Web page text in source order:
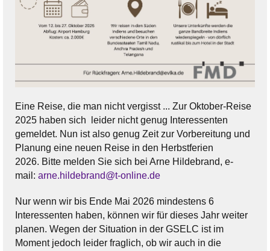
Eine Reise, die man nicht vergisst ... Zur Oktober-Reise
2025 haben sich leider nicht genug Interessenten
gemeldet. Nun ist also genug Zeit zur Vorbereitung und
Planung eine neuen Reise in den Herbstferien
2026. Bitte melden Sie sich bei Arne Hildebrand, e-
mail: arne.hildebrand@t-online.de
Nur wenn wir bis Ende Mai 2026 mindestens 6
Interessenten haben, können wir für dieses Jahr weiter
planen. Wegen der Situation in der GSELC ist im
Moment jedoch leider fraglich, ob wir auch in die